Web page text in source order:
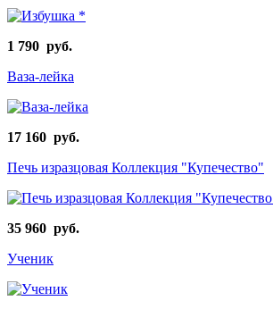
1 790 руб.
Ваза-лейка
17 160 руб.
Печь изразцовая Коллекция "Купечество"
35 960 руб.
Ученик